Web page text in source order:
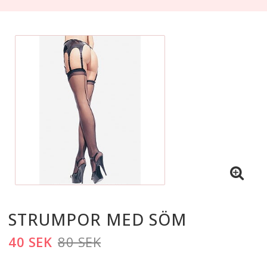
STRUMPOR MED SÖM
80 SEK
40 SEK